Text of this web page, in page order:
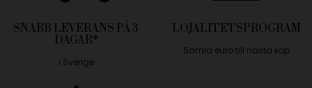
SNABB LEVERANS PÅ 3
DAGAR*
i Sverige
LOJALITETSPROGRAM
Samla euro till nästa köp